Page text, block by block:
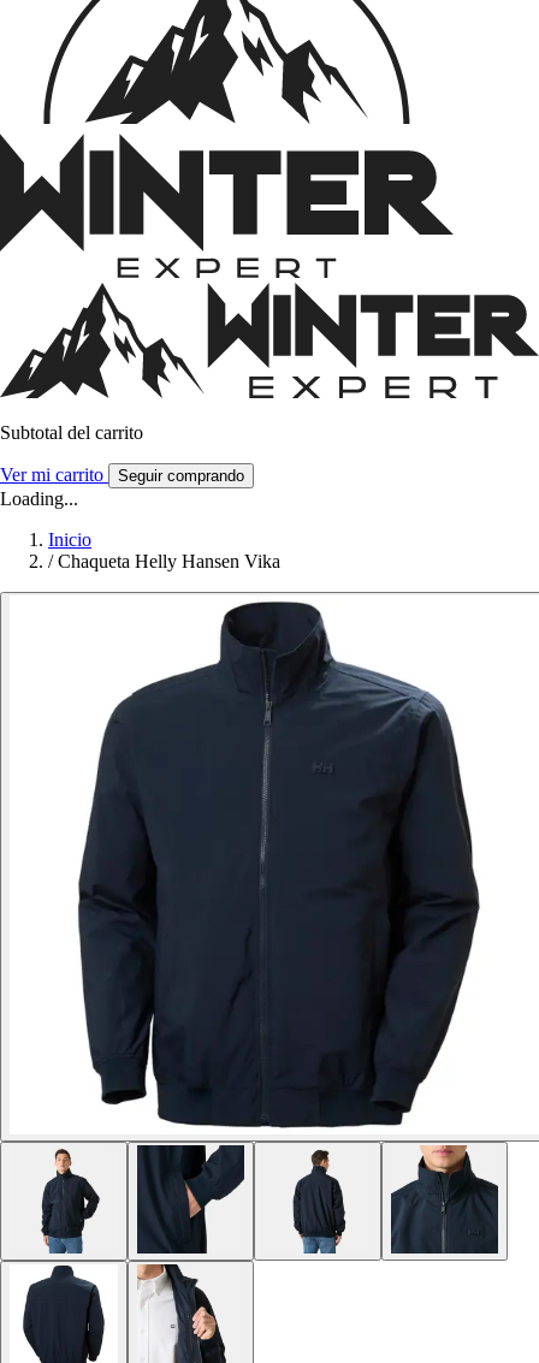
Subtotal del carrito
Ver mi carrito Seguir comprando
Loading...
Inicio
/ Chaqueta Helly Hansen Vika